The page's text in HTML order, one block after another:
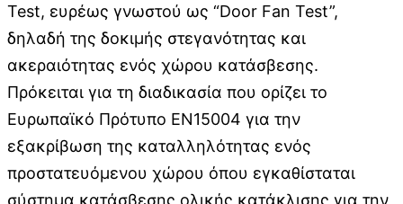
Test, ευρέως γνωστού ως “Door Fan Test”,
δηλαδή της δοκιμής στεγανότητας και
ακεραιότητας ενός χώρου κατάσβεσης.
Πρόκειται για τη διαδικασία που ορίζει το
Ευρωπαϊκό Πρότυπο EN15004 για την
εξακρίβωση της καταλληλότητας ενός
προστατευόμενου χώρου όπου εγκαθίσταται
σύστημα κατάσβεσης ολικής κατάκλισης για την